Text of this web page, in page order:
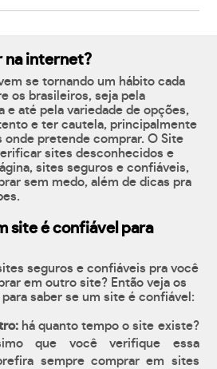
na internet?
se tornando um hábito cada
os brasileiros, seja pela
e até pela variedade de opções,
e ter cautela, principalmente
onde pretende comprar. O Site
sites desconhecidos e
sites seguros e confiáveis,
sem medo, além de dicas pra
site é confiável para
seguros e confiáveis pra você
em outro site? Então veja os
saber se um site é confiável:
há quanto tempo o site existe?
que você verifique essa
sempre comprar em sites